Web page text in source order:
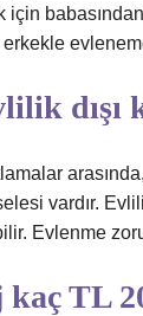
için
dışı
vardır.
Evlenme
TL